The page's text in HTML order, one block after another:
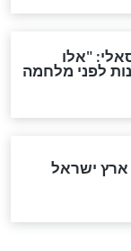
אפיקורסות
של
יהיה